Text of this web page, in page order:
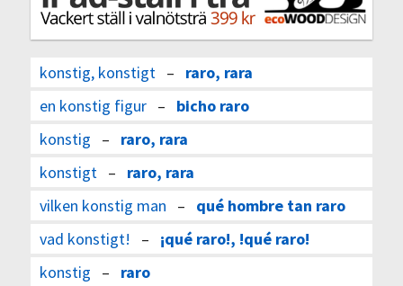
konstig, konstigt– raro, rara
en konstig figur– bicho raro
konstig – raro, rara
konstigt– raro, rara
vilken konstig man – qué hombre tan raro
vad konstigt! – ¡qué raro!, !qué raro!
konstig – raro